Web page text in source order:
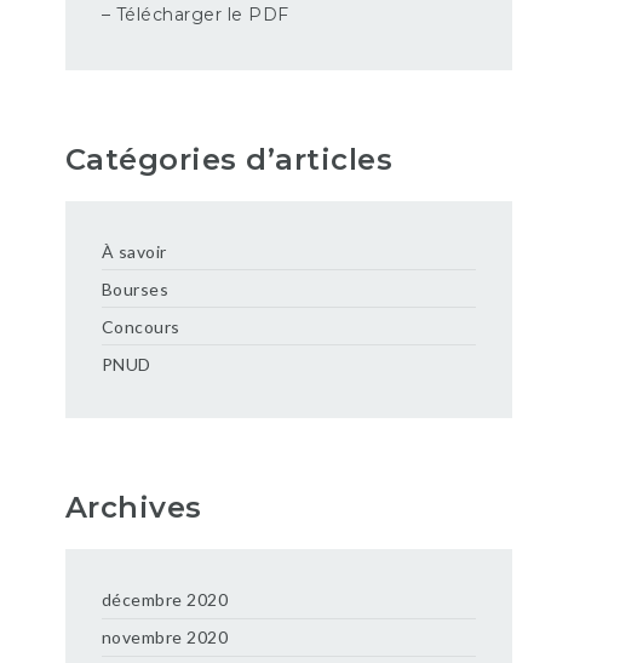
– Télécharger le PDF
Catégories d’articles
À savoir
Bourses
Concours
PNUD
Archives
décembre 2020
novembre 2020